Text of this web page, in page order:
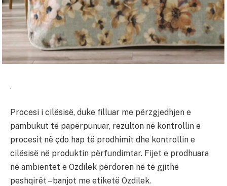
.
Procesi i cilësisë, duke filluar me përzgjedhjen e
pambukut të papërpunuar, rezulton në kontrollin e
procesit në çdo hap të prodhimit dhe kontrollin e
cilësisë në produktin përfundimtar. Fijet e prodhuara
në ambientet e Ozdilek përdoren në të gjithë
peshqirët – banjot me etiketë Ozdilek.